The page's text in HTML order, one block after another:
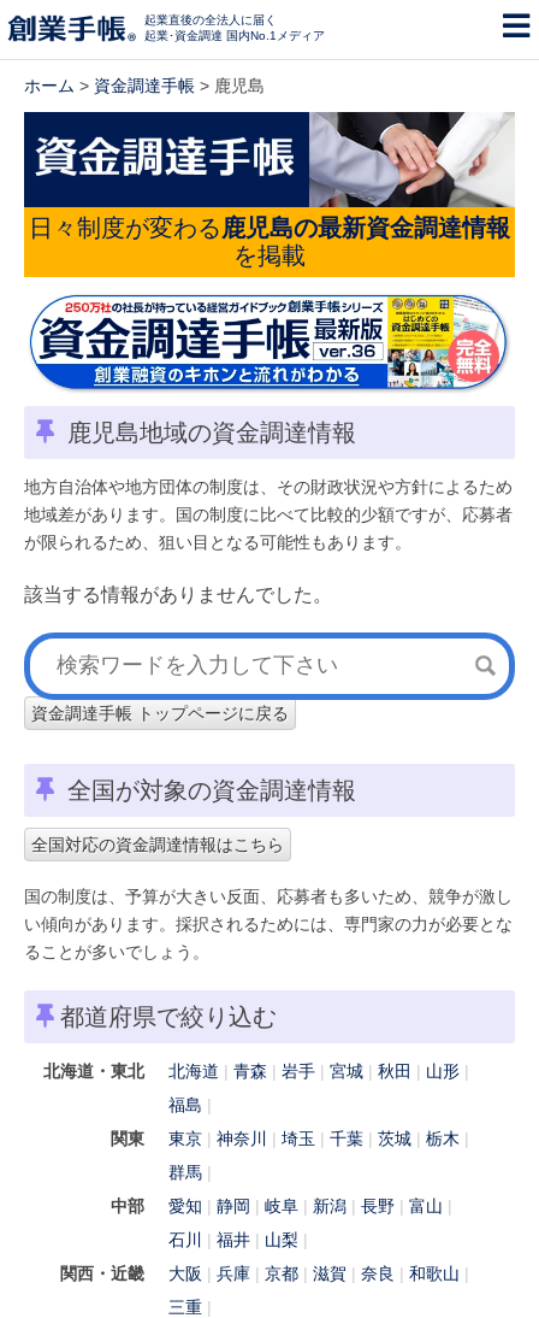
起業直後の全法人に届く
起業･資金調達 国内No.1メディア
ホーム > 資金調達手帳 > 鹿児島
日々制度が変わる鹿児島の最新資金調達情報
を掲載
鹿児島地域の資金調達情報
地方自治体や地方団体の制度は、その財政状況や方針によるため
地域差があります。国の制度に比べて比較的少額ですが、応募者
が限られるため、狙い目となる可能性もあります。
該当する情報がありませんでした。
資金調達手帳 トップページに戻る
全国が対象の資金調達情報
全国対応の資金調達情報はこちら
国の制度は、予算が大きい反面、応募者も多いため、競争が激し
い傾向があります。採択されるためには、専門家の力が必要とな
ることが多いでしょう。
都道府県で絞り込む
北海道・東北 北海道 青森 岩手 宮城 秋田
山形
福島
関東
東京 神奈川 埼玉 千葉 茨城
栃木
群馬
中部
愛知 静岡 岐阜 新潟 長野
富山
石川
福井
山梨
関西・近畿
大阪 兵庫 京都 滋賀 奈良
和歌山
三重